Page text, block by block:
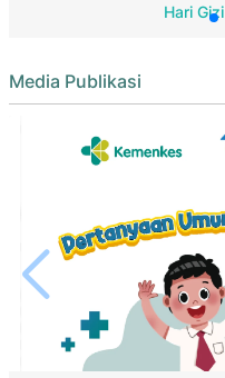
Hari
Media Publikasi